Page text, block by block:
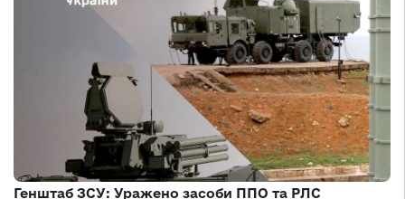
Генштаб ЗСУ: Уражено засоби ППО та РЛС